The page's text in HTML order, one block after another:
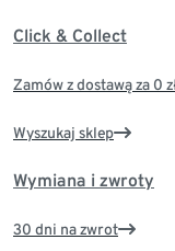
Click & Collect
Zamów z dostawą za 0
Wyszukaj sklep
Wymiana i zwroty
30 dni na zwrot